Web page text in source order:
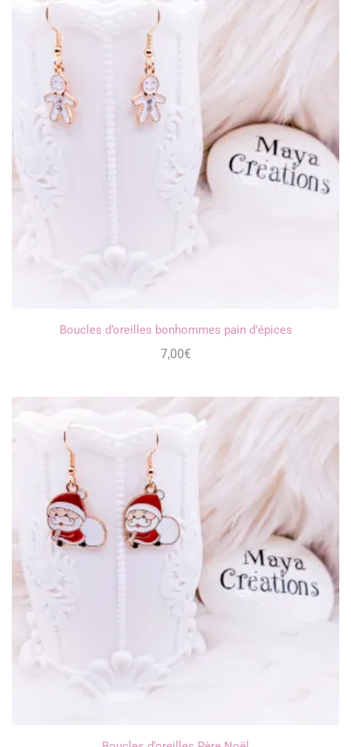
Boucles d’oreilles bonhommes pain d’épices
7,00€